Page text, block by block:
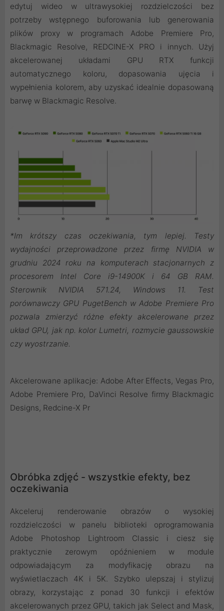
edytuj wideo w ultrawysokiej rozdzielczości bez
potrzeby wstępnego buforowania lub generowania
plików proxy w programach Adobe Premiere Pro,
Blackmagic Resolve, REDCINE-X PRO i innych. Użyj
akcelerowanej układami GPU RTX funkcji
automatycznego koloru, dopasowania ujęcia i
wypełnienia kolorem, aby uzyskać idealnie dopasowaną
barwę w Blackmagic Resolve.
*Im krótszy czas oczekiwania, tym lepiej. Testy
wydajności przeprowadzone przez firmę NVIDIA w
grudniu 2024 roku na komputerach stacjonarnych z
procesorem Intel Core i9-14900K i 64 GB RAM.
Sterownik NVIDIA 571.24, Windows 11. Test
porównawczy GPU PugetBench w Adobe Premiere Pro
pozwala zmierzyć różne efekty akcelerowane przez
układ GPU, jak np. kolor Lumetri, rozmycie gaussowskie
czy wyostrzanie.
Akcelerowane aplikacje: Adobe After Effects, Vegas Pro,
Adobe Premiere Pro, DaVinci Resolve firmy Blackmagic
Designs, Redcine-X Pr
Obróbka zdjęć - wszystkie efekty, bez
oczekiwania
Akceleruj renderowanie obrazów o wysokiej
rozdzielczości w panelu biblioteki oprogramowania
Adobe Photoshop Lightroom Classic i ciesz się
praktycznie zerowym opóźnieniem w module
odpowiadającym za modyfikację obrazu na
wyświetlaczach 4K i 5K. Szybko ulepszaj i stylizuj
obrazy, korzystając z ponad 30 funkcji i efektów
akcelerowanych przez GPU, takich jak Select and Mask,